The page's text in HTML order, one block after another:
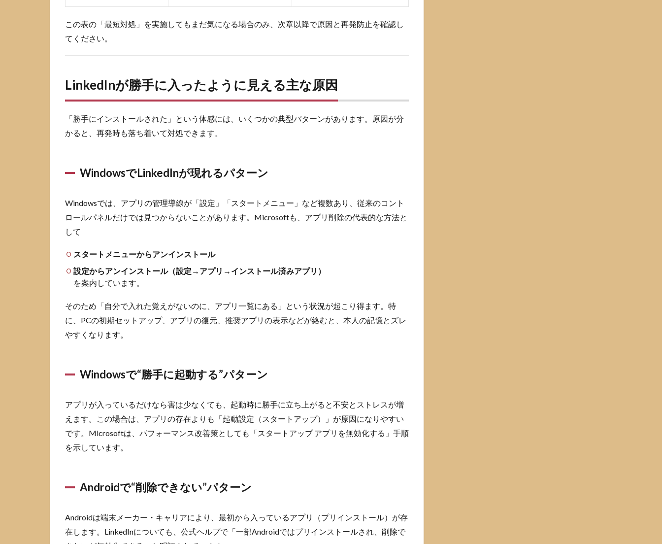
LinkedIn
がウイ
ルスか
不安な
3.1
正規
の可
能性
が高
イン
3.2
注意
チェ
ック
リス
ト
4
Windows
10/11で
LinkedIn
4.1
設
をアン
インス
する方
法
メニュ
をアン
インス
トール
この表の「最短対処」を実施してもまだ気になる場合のみ、次章以降で原因と再発防止を確認し
てください。
LinkedInが勝手に入ったように見える主な原因
「勝手にインストールされた」という体感には、いくつかの典型パターンがあります。原因が分
かると、再発時も落ち着いて対処できます。
WindowsでLinkedInが現れるパターン
Windowsでは、アプリの管理導線が「設定」「スタートメニュー」など複数あり、従来のコント
ロールパネルだけでは見つからないことがあります。Microsoftも、アプリ削除の代表的な方法と
して
スタートメニューからアンインストール
設定からアンインストール（設定→アプリ→インストール済みアプリ）
を案内しています。
そのため「自分で入れた覚えがないのに、アプリ一覧にある」という状況が起こり得ます。特
に、PCの初期セットアップ、アプリの復元、推奨アプリの表示などが絡むと、本人の記憶とズレ
やすくなります。
Windowsで“勝手に起動する”パターン
アプリが入っているだけなら害は少なくても、起動時に勝手に立ち上がると不安とストレスが増
えます。この場合は、アプリの存在よりも「起動設定（スタートアップ）」が原因になりやすい
です。Microsoftは、パフォーマンス改善策としても「スタートアップ アプリを無効化する」手順
を示しています。
Androidで“削除できない”パターン
Androidは端末メーカー・キャリアにより、最初から入っているアプリ（プリインストール）が存
在します。LinkedInについても、公式ヘルプで「一部Androidではプリインストールされ、削除で